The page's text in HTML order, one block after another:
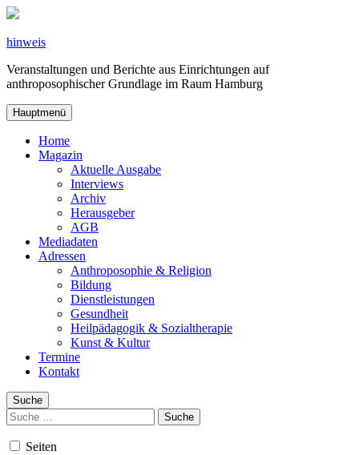
Zum
springen
hinweis
Veranstaltungen und Berichte aus Einrichtungen auf
anthroposophischer Grundlage im Raum Hamburg
Hauptmenü
Home
Magazin
Aktuelle Ausgabe
Interviews
Archiv
Herausgeber
AGB
Mediadaten
Adressen
Anthroposophie & Religion
Bildung
Dienstleistungen
Gesundheit
Heilpädagogik & Sozialtherapie
Kunst & Kultur
Termine
Kontakt
Suche
Suchen
nach:
Seiten